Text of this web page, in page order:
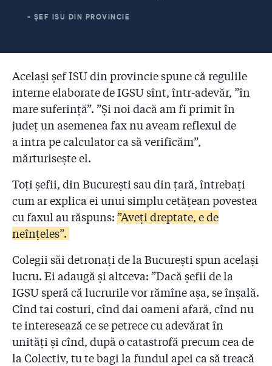
- ŞEF ISU DIN PROVINCIE
Același șef ISU din provincie spune că regulile
interne elaborate de IGSU sînt, într-adevăr, ”în
mare suferință”. ”Și noi dacă am fi primit în
județ un asemenea fax nu aveam reflexul de
a intra pe calculator ca să verificăm”,
mărturisește el.
Toți șefii, din București sau din țară, întrebați
cum ar explica ei unui simplu cetățean povestea
cu faxul au răspuns: ”Aveți dreptate, e de
neînțeles”.
Colegii săi detronați de la București spun același
lucru. Ei adaugă și altceva: ”Dacă șefii de la
IGSU speră că lucrurile vor rămîne așa, se înșală.
Cînd tai costuri, cînd dai oameni afară, cînd nu
te interesează ce se petrece cu adevărat în
unități și cînd, după o catastrofă precum cea de
la Colectiv, tu te bagi la fundul apei ca să treacă